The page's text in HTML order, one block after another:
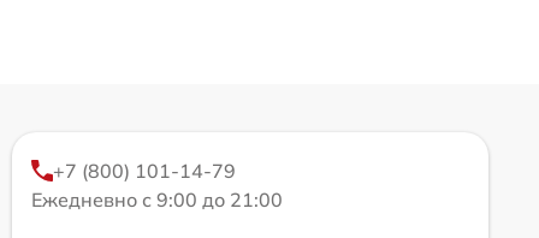
+7 (800) 101-14-79
Ежедневно с 9:00 до 21:00